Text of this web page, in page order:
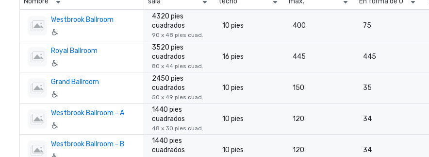
Westbrook Ballroom
4320 pies
cuadrados
90 x 48 pies cuad.
10 pies 400 75
Royal Ballroom
3520 pies
cuadrados
80 x 44 pies cuad.
16 pies 445 445
Grand Ballroom
2450 pies
cuadrados
50 x 49 pies cuad.
10 pies 150 35
Westbrook Ballroom - A
1440 pies
cuadrados
48 x 30 pies cuad.
10 pies 120 34
Westbrook Ballroom - B
1440 pies
cuadrados
10 pies 120 34